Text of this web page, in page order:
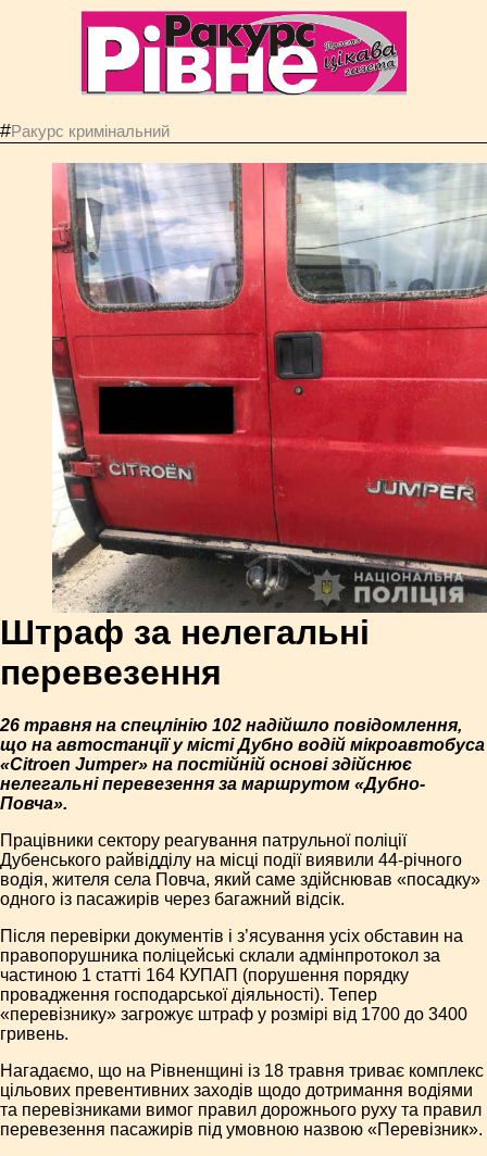
#Ракурс кримінальний
Штраф за нелегальні
перевезення
26 травня на спецлінію 102 надійшло повідомлення,
що на автостанції у місті Дубно водій мікроавтобуса
«Citroen Jumper» на постійній основі здійснює
нелегальні перевезення за маршрутом «Дубно-
Повча».
Працівники сектору реагування патрульної поліції
Дубенського райвідділу на місці події виявили 44-річного
водія, жителя села Повча, який саме здійснював «посадку»
одного із пасажирів через багажний відсік.
Після перевірки документів і з’ясування усіх обставин на
правопорушника поліцейські склали адмінпротокол за
частиною 1 статті 164 КУПАП (порушення порядку
провадження господарської діяльності). Тепер
«перевізнику» загрожує штраф у розмірі від 1700 до 3400
гривень.
Нагадаємо, що на Рівненщині із 18 травня триває комплекс
цільових превентивних заходів щодо дотримання водіями
та перевізниками вимог правил дорожнього руху та правил
перевезення пасажирів під умовною назвою «Перевізник».